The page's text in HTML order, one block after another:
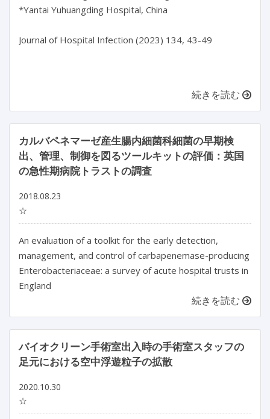
*Yantai Yuhuangding Hospital, China
Journal of Hospital Infection (2023) 134, 43-49
続きを読む
カルバペネマーゼ産生腸内細菌科細菌の早期検
出、管理、制御を図るツールキットの評価：英国
の急性期病院トラストの調査
2018.08.23
☆
An evaluation of a toolkit for the early detection,
management, and control of carbapenemase-producing
Enterobacteriaceae: a survey of acute hospital trusts in
England
続きを読む
バイオクリーン手術室出入時の手術室スタッフの
足元における空中浮遊粒子の拡散
2020.10.30
☆